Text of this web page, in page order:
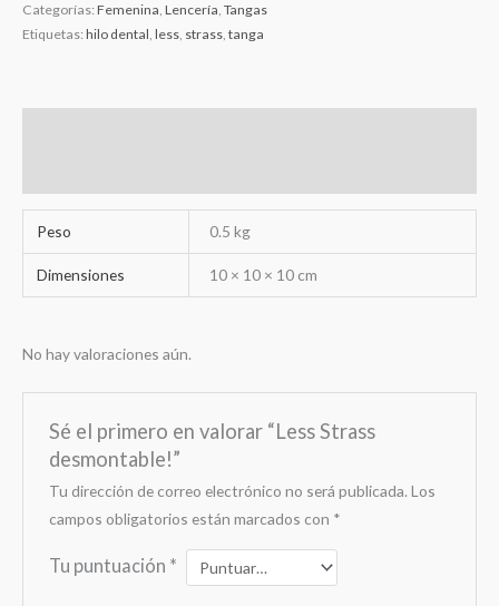
Categorías: Femenina, Lencería, Tangas
Etiquetas: hilo dental, less, strass, tanga
Peso 0.5 kg
Dimensiones 10 × 10 × 10 cm
No hay valoraciones aún.
Sé el primero en valorar “Less Strass
desmontable!”
Tu dirección de correo electrónico no será publicada. Los
campos obligatorios están marcados con *
Tu puntuación *